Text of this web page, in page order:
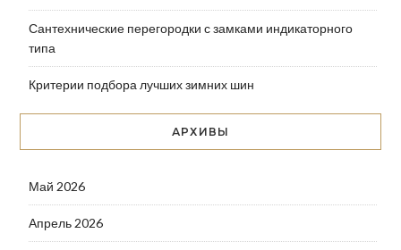
Сантехнические перегородки с замками индикаторного
типа
Критерии подбора лучших зимних шин
АРХИВЫ
Май 2026
Апрель 2026